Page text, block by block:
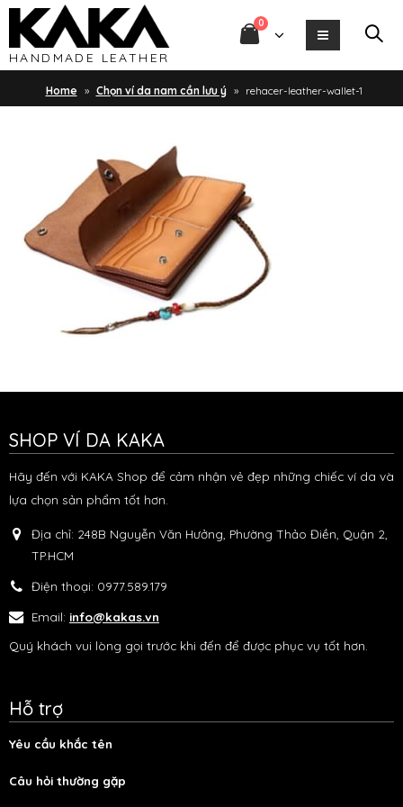
HANDMADE LEATHER
0
Home » Chọn ví da nam cần lưu ý » rehacer-leather-wallet-1
SHOP VÍ DA KAKA
Hãy đến với KAKA Shop để cảm nhận vẻ đẹp những chiếc ví da và
lựa chọn sản phẩm tốt hơn.
Địa chỉ: 248B Nguyễn Văn Hưởng, Phường Thảo Điền, Quận 2,
TP.HCM
Điện thoại: 0977.589.179
Email: info@kakas.vn
Quý khách vui lòng gọi trước khi đến để được phục vụ tốt hơn.
Hỗ trợ
Yêu cầu khắc tên
Câu hỏi thường gặp